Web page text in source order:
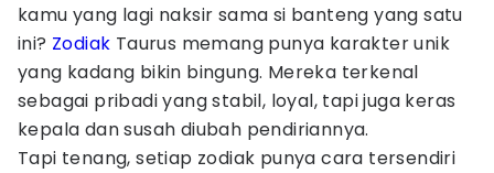
kamu yang lagi naksir sama si banteng yang satu
ini? Zodiak Taurus memang punya karakter unik
yang kadang bikin bingung. Mereka terkenal
sebagai pribadi yang stabil, loyal, tapi juga keras
kepala dan susah diubah pendiriannya.
Tapi tenang, setiap zodiak punya cara tersendiri